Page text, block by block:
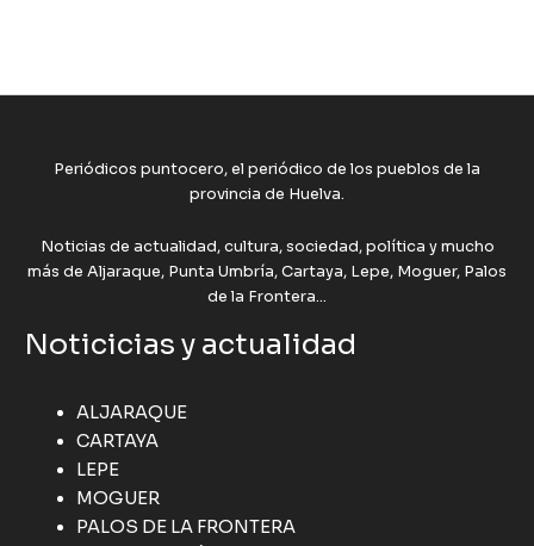
Periódicos puntocero, el periódico de los pueblos de la
provincia de Huelva.
Noticias de actualidad, cultura, sociedad, política y mucho
más de Aljaraque, Punta Umbría, Cartaya, Lepe, Moguer, Palos
de la Frontera...
Noticicias y actualidad
ALJARAQUE
CARTAYA
LEPE
MOGUER
PALOS DE LA FRONTERA